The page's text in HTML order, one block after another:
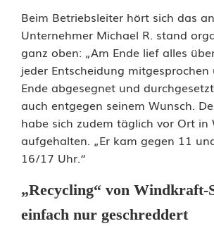
Beim Betriebsleiter hört sich das
Unternehmer Michael R. stand
ganz oben: „Am Ende lief alles
jeder Entscheidung mitgesprochen
Ende abgesegnet und
auch entgegen seinem Wunsch.
habe sich zudem täglich vor Ort in
aufgehalten. „Er kam gegen 11
16/17 Uhr.“
„Recycling“ von Windkraft-
einfach nur geschreddert